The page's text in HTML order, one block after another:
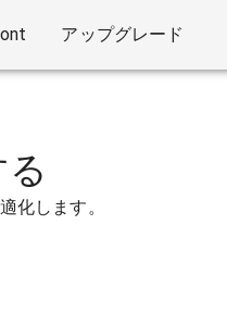
アップグレード
化します。